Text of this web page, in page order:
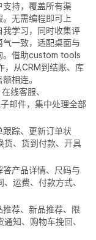
持，覆盖所有渠
无需编程即可上
学习，同时收集评
一致，适配桌面与
。借助custom tools
，从CRM到结账、库
相连。
线客服、
邮件，集中处理全部
跟踪、更新订单状
货、货到付款、开具
产品详情、尺码与
运费、付款方式、
荐、新品推荐、限
知、购物车挽回、